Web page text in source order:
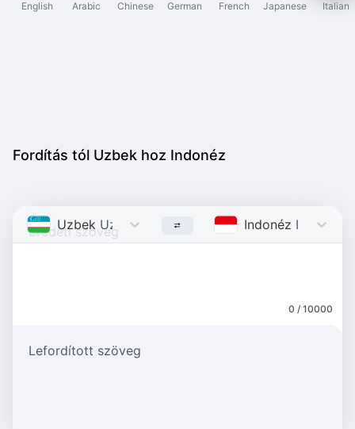
English
Arabic
Chinese
German
French
Japanese
Italian
Fordítás tól Uzbek hoz Indonéz
Uzbek Uzbek Indonéz
0 / 10000
Lefordított szöveg